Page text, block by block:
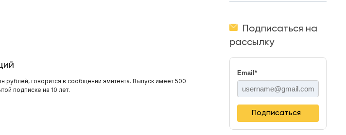
говорится в сообщении эмитента. Выпуск имеет 500
подписке на 10 лет.
Подписаться на
рассылку
Email *
Подписаться